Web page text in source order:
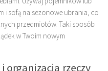
i sofą na sezonowe ubrania, co
przedmiotów. Taki sposób
w Twoim nowym
organizacja rzeczy